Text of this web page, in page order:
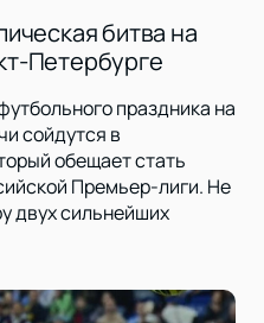
битва на
Петербурге
праздника на
сойдутся в
обещает стать
Премьер-лиги. Не
двух сильнейших